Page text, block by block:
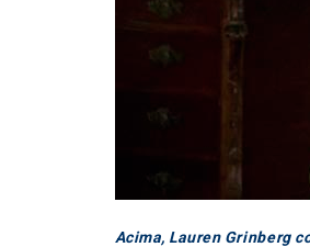
Acima, Lauren Grinberg